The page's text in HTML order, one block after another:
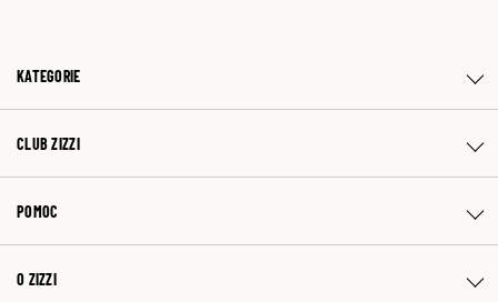
KATEGORIE
CLUB ZIZZI
POMOC
O ZIZZI